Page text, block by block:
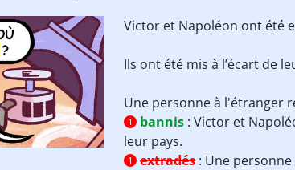
Victor et Napoléon ont été
Ils ont été mis à l’écart de
Une personne à l'étranger
1 bannis : Victor et
leur pays.
1 extradés : Une personne